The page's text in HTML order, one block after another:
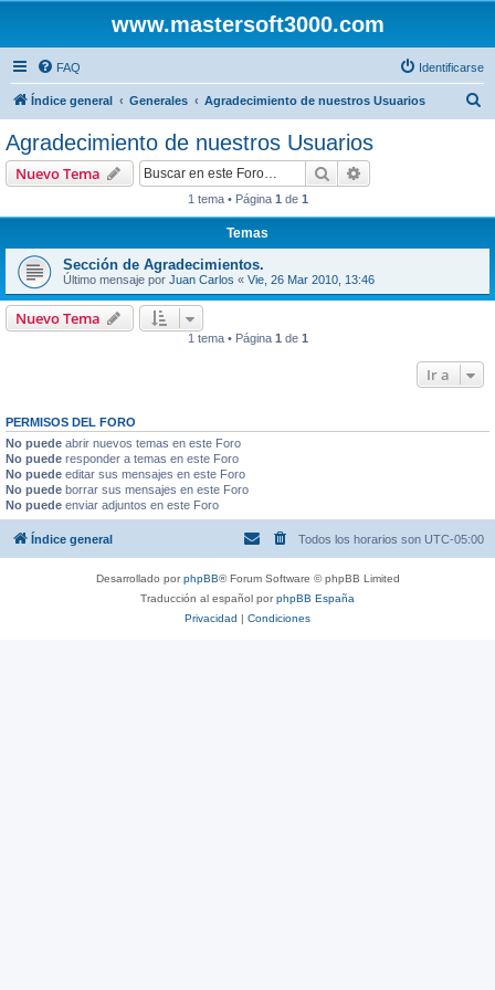
www.mastersoft3000.com
FAQ Identificarse
Índice general Generales Agradecimiento de nuestros Usuarios
Agradecimiento de nuestros Usuarios
Nuevo Tema Buscar
1 tema • Página 1 de 1
Temas
Sección de Agradecimientos.
Último mensaje por Juan Carlos « Vie, 26 Mar 2010, 13:46
Nuevo Tema
1 tema • Página 1 de 1
Ir a
PERMISOS DEL FORO
No puede abrir nuevos temas en este Foro
No puede responder a temas en este Foro
No puede editar sus mensajes en este Foro
No puede borrar sus mensajes en este Foro
No puede enviar adjuntos en este Foro
Índice general Todos los horarios son UTC-05:00
Desarrollado porphpBB® Forum Software © phpBB Limited
Traducción al español porphpBB España
Privacidad | Condiciones